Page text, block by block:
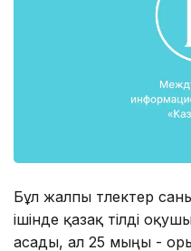
Бұл жалпы түлектер
ішінде қазақ тілді
асады, ал 25 мыңы -